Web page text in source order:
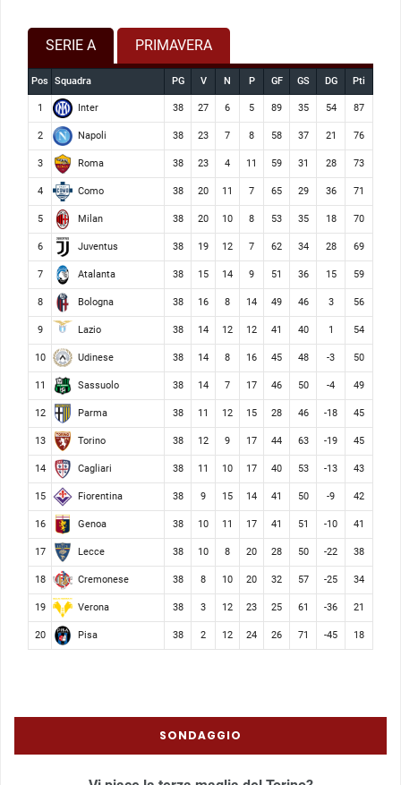
SERIE A PRIMAVERA
Pos Squadra PG V N P GF GS DG Pti
1 Inter 38 27 6 5 89 35 54 87
2 Napoli 38 23 7 8 58 37 21 76
3 Roma 38 23 4 11 59 31 28 73
4 Como 38 20 11 7 65 29 36 71
5 Milan 38 20 10 8 53 35 18 70
6 Juventus 38 19 12 7 62 34 28 69
7 Atalanta 38 15 14 9 51 36 15 59
8 Bologna 38 16 8 14 49 46 3 56
9 Lazio 38 14 12 12 41 40 1 54
10 Udinese 38 14 8 16 45 48 -3 50
11 Sassuolo 38 14 7 17 46 50 -4 49
12 Parma 38 11 12 15 28 46 -18 45
13 Torino 38 12 9 17 44 63 -19 45
14 Cagliari 38 11 10 17 40 53 -13 43
15 Fiorentina 38 9 15 14 41 50 -9 42
16 Genoa 38 10 11 17 41 51 -10 41
17 Lecce 38 10 8 20 28 50 -22 38
18 Cremonese 38 8 10 20 32 57 -25 34
19 Verona 38 3 12 23 25 61 -36 21
20 Pisa 38 2 12 24 26 71 -45 18
SONDAGGIO